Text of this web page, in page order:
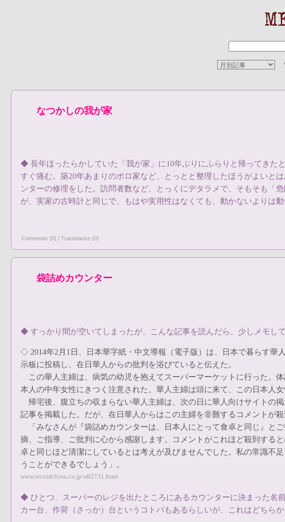
なつかしの我が家
◆ 長年ほったらかしていた「我が家」に10年ぶりにふらりと帰ってきた
すぐ痛む。築20年あまりのボロ家など、とっとと整理したほうがよいと
ンターの修理をした。訪問者数など、とっくにデタラメで、そもそも「
が、実家の古時計と同じで、もはや実用性はなくても、動かないよりは
Comments (0) Trackbacks (0)
袋詰めカウンター
◆ すっかり間が空いてしまったが、こんな記事を読んだら、少しメモし
◇ 2014年2月1日、日本華字紙・中文導報（電子版）は、日本で暮らす
示板に投稿し、在日華人からの批判を浴びていると伝えた。
この華人主婦は、病気の幼児を抱えてスーパーマーケットに行った。
本人の中年女性にきつく注意された。華人主婦は頭に来て、この日本人
帰宅後、腹立ちの収まらない華人主婦は、次の日に華人向けサイトの
記事を掲載した。だが、在日華人からはこの主婦を非難するコメントが
「みなさんが『袋詰めカウンターは、日本人にとって食卓と同じ』と
摘、ご指導、ご批判に心から感謝します。コメントがこれほど殺到する
卓と同じほど清潔にしているとは考えが及びませんでした。私の常識不
うことができるでしょう」。
www.recordchina.co.jp/a82731.html
◆ ひとつ、スーパーのレジを出たところにあるカウンターに決まった名
カー台、作荷（さっか）台というコトバもあるらしいが、これはどちらか